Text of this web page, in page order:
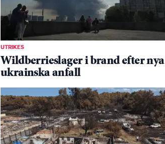
UTRIKES
Wildberrieslager i brand efter nya
ukrainska anfall